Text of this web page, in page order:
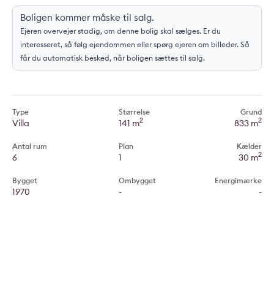
Boligen kommer måske til salg.
Ejeren overvejer stadig, om denne bolig skal sælges. Er du
interesseret, så følg ejendommen eller spørg ejeren om billeder. Så
får du automatisk besked, når boligen sættes til salg.
Type
Villa
Antal rum
6
Bygget
1970
Størrelse
141 m2
Plan
1
Ombygget
-
Grund
833 m2
Kælder
30 m2
Energimærke
-